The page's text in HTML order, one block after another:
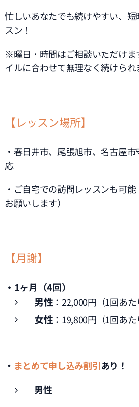
忙しいあなたでも続けやすい、短
スン！
※曜日・時間はご相談いただけま
イルに合わせて無理なく続けられ
【レッスン場所】
・春日井市、尾張旭市、名古屋
応
・ご自宅での訪問レッスンも可
お願いします）
【月謝】
・1ヶ月（4回）
男性 ：22,000円（1回あた
女性 ：19,800円（1回あた
・ まとめて申し込み割引あり！
男性